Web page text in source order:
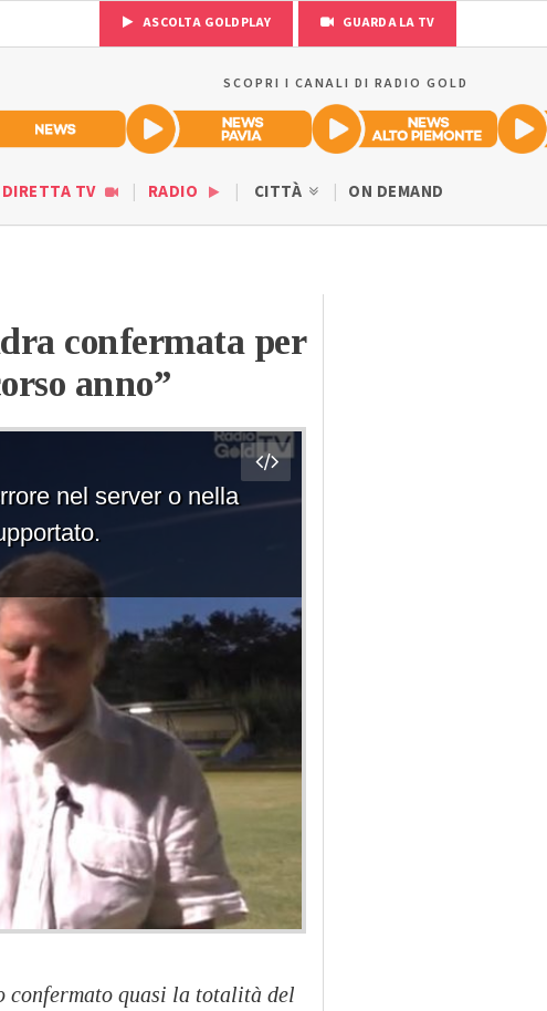
ASCOLTA GOLDPLAY GUARDA LA TV
SCOPRI I CANALI DI RADIO GOLD
DIRETTA TV RADIO CITTÀ ON DEMAND
confermata per
anno”
confermato quasi la totalità del